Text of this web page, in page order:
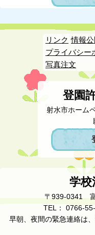
リンク 情報
プライバシー
写真注文
登園
射水市ホーム
学校
〒939-0341
TEL： 0766-
早朝、夜間の緊急連絡は